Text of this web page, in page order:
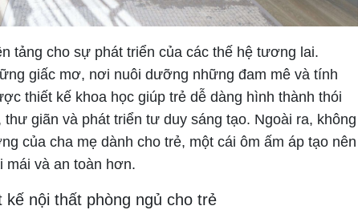
tảng cho sự phát triển của các thế hệ tương lai.
giấc mơ, nơi nuôi dưỡng những đam mê và tính
thiết kế khoa học giúp trẻ dễ dàng hình thành thói
giãn và phát triển tư duy sáng tạo. Ngoài ra, không
của cha mẹ dành cho trẻ, một cái ôm ấm áp tạo nên
mái và an toàn hơn.
nội thất phòng ngủ cho trẻ